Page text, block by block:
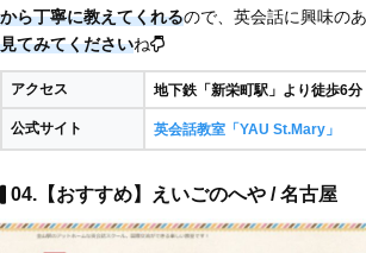
から丁寧に教えてくれるので、英会話に興味の
見てみてくださいね
アクセス 地下鉄「新栄町駅」より徒歩6分
公式サイト 英会話教室「YAU St.Mary」
04.【おすすめ】えいごのへや / 名古屋